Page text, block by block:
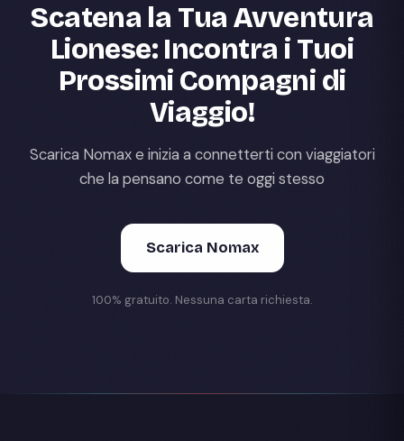
Scatena la Tua Avventura
Lionese: Incontra i Tuoi
Prossimi Compagni di
Viaggio!
Scarica Nomax e inizia a connetterti con viaggiatori
che la pensano come te oggi stesso
Scarica Nomax
100% gratuito. Nessuna carta richiesta.